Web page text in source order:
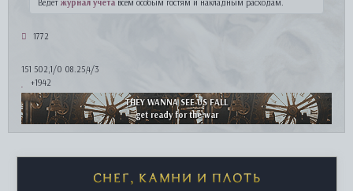
Ведет журнал учета всем особым гостям и накладным расходам.
1772
151 502,1/0 08.25,4/3
+1942
THEY WANNA SEE US FALL
get ready for the war
СНЕГ, КАМНИ И ПЛОТЬ